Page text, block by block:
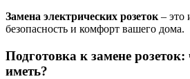
Замена электрических розеток – это
безопасность и комфорт вашего дома.
Подготовка к замене
иметь?